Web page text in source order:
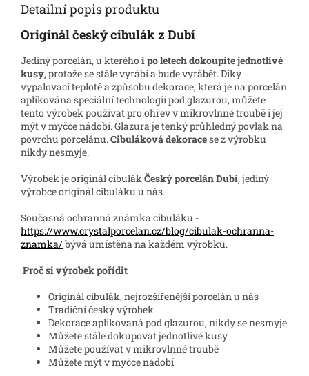
Detailní popis produktu
Originál český cibulák z Dubí
Jediný porcelán, u kteréhoi po letech dokoupíte jednotlivé
kusy, protože se stále vyrábí a bude vyrábět. Díky
vypalovací teplotě a způsobu dekorace, která je na porcelán
aplikována speciální technologií pod glazurou, můžete
tento výrobek používat pro ohřev v mikrovlnné troubě i jej
mýt v myčce nádobí. Glazura je tenký průhledný povlak na
povrchu porcelánu.Cibuláková dekoracese z výrobku
nikdy nesmyje.
Výrobek je originál cibulákČeský porcelán Dubí, jediný
výrobce originál cibuláku u nás.
Současná ochranná známka cibuláku -
https://www.crystalporcelan.cz/blog/cibulak-ochranna-
znamka/bývá umístěna na každém výrobku.
Proč si výrobek pořídit
Originál cibulák, nejrozšířenější porcelán u nás
Tradiční český výrobek
Dekorace aplikovaná pod glazurou, nikdy se nesmyje
Můžete stále dokupovat jednotlivé kusy
Můžete používat v mikrovlnné troubě
Můžete mýt v myčce nádobí